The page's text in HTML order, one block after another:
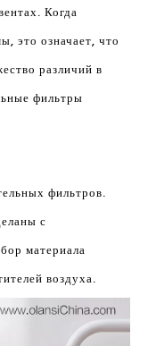
Когда
это означает, что
различий в
фильтры
фильтров.
с
материала
воздуха.